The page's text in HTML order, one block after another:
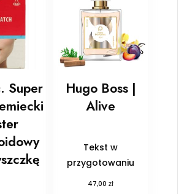
Super
Hugo Boss |
Alive
Tekst w
przygotowaniu
47,00zł